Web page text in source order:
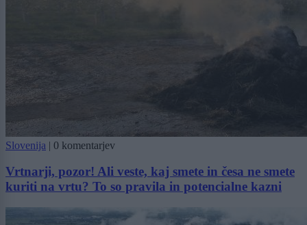
Slovenija | 0 komentarjev
Vrtnarji, pozor! Ali veste, kaj smete in česa ne smete
kuriti na vrtu? To so pravila in potencialne kazni